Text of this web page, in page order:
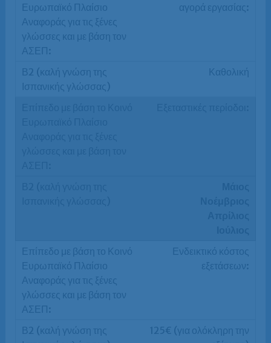
αγορά εργασίας:
Καθολική
Ενδεικτικό κόστος
εξετάσεων:
125€ (για ολόκληρη την